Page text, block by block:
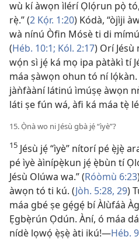
wù kí àwọn ìlérí Ọlọ́run pọ̀
rẹ̀.” (2 Kọ́r. 1:20) Kódà, “òjìji
wà nínú Òfin Mósè ti di
(Héb. 10:1; Kól. 2:17) Orí
wọ́n sì jẹ́ ká mọ ipa pàtàkì tí
máa ṣàwọn ohun tó ní lọ́kàn.
jàǹfààní látinú ìmúṣẹ àwọn
láti ṣe fún wá, àfi ká máa tẹ̀
15. Ọ̀nà wo ni Jésù gbà jẹ́ “ìyè”?
15 Jésù jẹ́ “ìyè” nítorí pé ẹ̀jẹ̀
pé ìyè àìnípẹ̀kun jẹ́ ẹ̀bùn tí
Jésù Olúwa wa.” (Róòmù 6:23
àwọn tó ti kú. (Jòh. 5:28, 29)
máa gbé ṣe gẹ́gẹ́ bí Àlùfáà
Ẹgbẹ̀rún Ọdún. Àní, ó máa
nídè lọwọ́ ẹ̀ṣẹ̀ àti ikú!—Héb.